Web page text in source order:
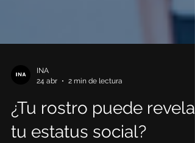
2 min de lectura
¿Tu rostro puede revelar